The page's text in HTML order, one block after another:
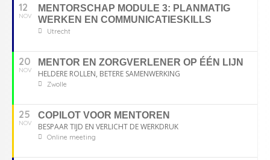
12
NOV
MENTORSCHAP MODULE 3: PLANMATIG
WERKEN EN COMMUNICATIESKILLS
Utrecht
20
NOV
MENTOR EN ZORGVERLENER OP ÉÉN LIJN
HELDERE ROLLEN, BETERE SAMENWERKING
Zwolle
25
NOV
COPILOT VOOR MENTOREN
BESPAAR TIJD EN VERLICHT DE WERKDRUK
Online meeting